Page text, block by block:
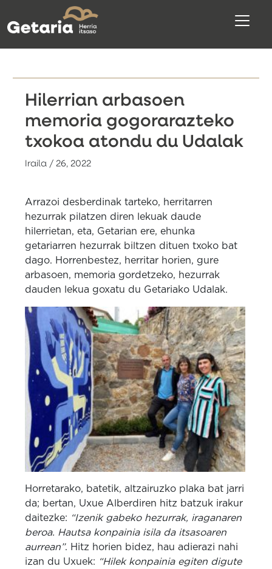
Hilerrian arbasoen
memoria gogorarazteko
txokoa atondu du Udalak
Iraila / 26, 2022
Arrazoi desberdinak tarteko, herritarren
hezurrak pilatzen diren lekuak daude
hilerrietan, eta, Getarian ere, ehunka
getariarren hezurrak biltzen dituen txoko bat
dago. Horrenbestez, herritar horien, gure
arbasoen, memoria gordetzeko, hezurrak
dauden lekua goxatu du Getariako Udalak.
Horretarako, batetik, altzairuzko plaka bat jarri
da; bertan, Uxue Alberdiren hitz batzuk irakur
daitezke: “Izenik gabeko hezurrak, iraganaren
beroa. Hautsa konpainia isila da itsasoaren
aurrean”. Hitz horien bidez, hau adierazi nahi
izan du Uxuek: “Hilek konpainia egiten digute